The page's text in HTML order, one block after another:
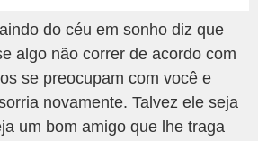
do céu em sonho diz que
algo não correr de acordo com
se preocupam com você e
novamente. Talvez ele seja
um bom amigo que lhe traga